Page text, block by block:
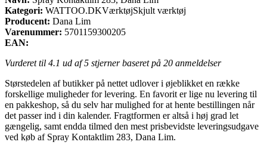
Kategori: WATTOO.DKVærktøjSkjult værktøj
Producent: Dana Lim
Varenummer: 5701159300205
EAN:
Vurderet til 4.1 ud af 5 stjerner baseret på 20 anmeldelser
Størstedelen af butikker på nettet udlover i øjeblikket en række
forskellige muligheder for levering. En favorit er lige nu levering til
en pakkeshop, så du selv har mulighed for at hente bestillingen når
det passer ind i din kalender. Fragtformen er altså i høj grad let
gængelig, samt endda tilmed den mest prisbevidste leveringsudgave
ved køb af Spray Kontaktlim 283, Dana Lim.